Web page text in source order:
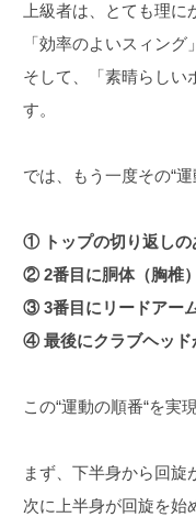
上級者は、とても理
「効率のよいスィン
そして、「素晴らしい
す。
では、もう一度その“
① トップの切り返しの
② 2番目に胴体（胸椎
③ 3番目にリードアー
④ 最後にクラブヘッド
この“運動の順番“を実
まず、下半身から回旋
次に上半身が回旋を始